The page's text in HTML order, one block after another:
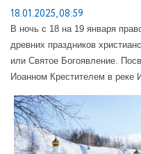
18.01.2025, 08:59
В ночь с 18 на 19 января
древних праздников
или Святое Богоявление.
Иоанном Крестителем в реке